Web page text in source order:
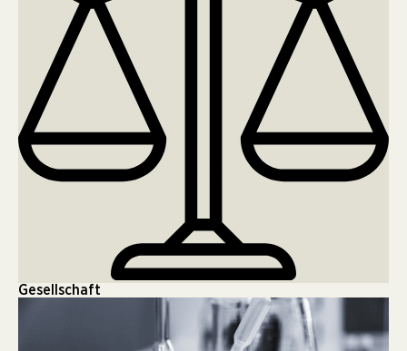
Gesellschaft